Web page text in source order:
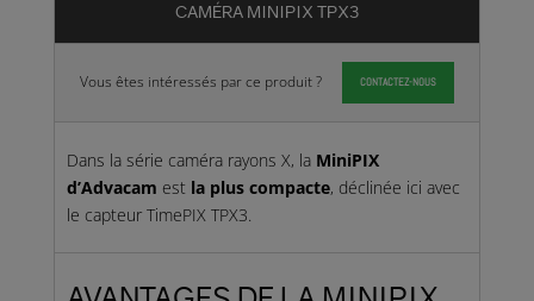
CAMÉRA MINIPIX TPX3
Vous êtes intéressés par ce produit ? CONTACTEZ-NOUS
Dans la série caméra rayons X, la MiniPIX
d’Advacam est la plus compacte, déclinée ici avec
le capteur TimePIX TPX3.